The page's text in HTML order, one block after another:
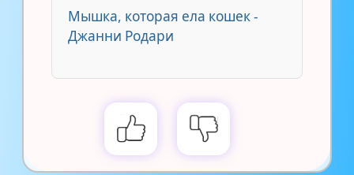
Мышка, которая ела кошек -
Джанни Родари